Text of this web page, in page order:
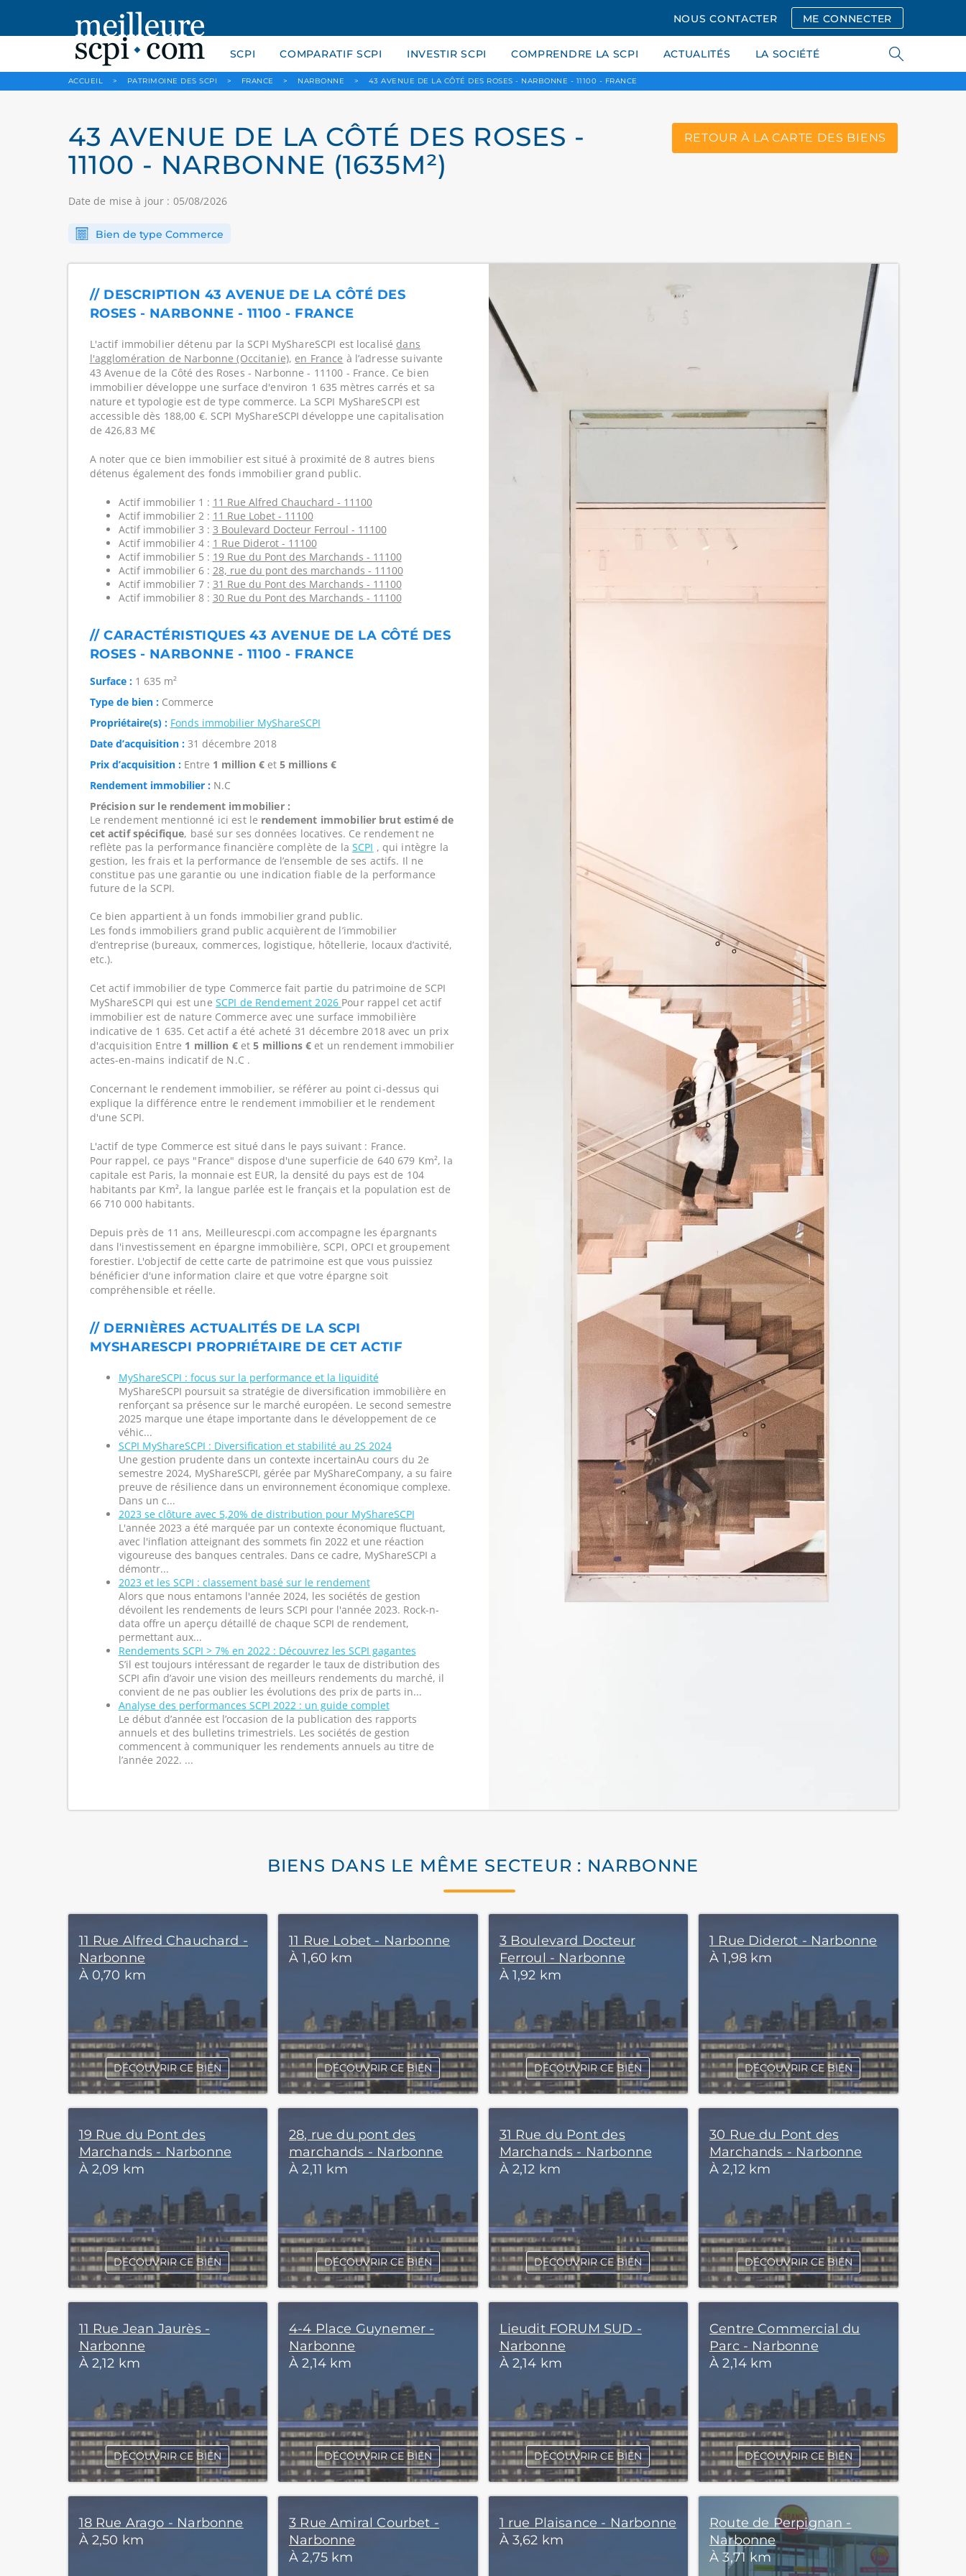
NOUS CONTACTER ME CONNECTER
SCPI COMPARATIF SCPI INVESTIR SCPI COMPRENDRE LA SCPI ACTUALITÉS LA SOCIÉTÉ
ACCUEIL > PATRIMOINE DES SCPI > FRANCE > NARBONNE > 43 AVENUE DE LA CÔTÉ DES ROSES - NARBONNE - 11100 - FRANCE
43 AVENUE DE LA CÔTÉ DES ROSES -
11100 - NARBONNE (1635M²)
Date de mise à jour : 05/08/2026
RETOUR À LA CARTE DES BIENS
Bien de type Commerce
// DESCRIPTION 43 AVENUE DE LA CÔTÉ DES
ROSES - NARBONNE - 11100 - FRANCE
L'actif immobilier détenu par la SCPI MyShareSCPI est localisé dans
l'agglomération de Narbonne (Occitanie), en France à l’adresse suivante
43 Avenue de la Côté des Roses - Narbonne - 11100 - France. Ce bien
immobilier développe une surface d'environ 1 635 mètres carrés et sa
nature et typologie est de type commerce. La SCPI MyShareSCPI est
accessible dès 188,00 €. SCPI MyShareSCPI développe une capitalisation
de 426,83 M€
A noter que ce bien immobilier est situé à proximité de 8 autres biens
détenus également des fonds immobilier grand public.
Actif immobilier 1 : 11 Rue Alfred Chauchard - 11100
Actif immobilier 2 : 11 Rue Lobet - 11100
Actif immobilier 3 : 3 Boulevard Docteur Ferroul - 11100
Actif immobilier 4 : 1 Rue Diderot - 11100
Actif immobilier 5 : 19 Rue du Pont des Marchands - 11100
Actif immobilier 6 : 28, rue du pont des marchands - 11100
Actif immobilier 7 : 31 Rue du Pont des Marchands - 11100
Actif immobilier 8 : 30 Rue du Pont des Marchands - 11100
// CARACTÉRISTIQUES 43 AVENUE DE LA CÔTÉ DES
ROSES - NARBONNE - 11100 - FRANCE
Surface :1 635 m²
Type de bien :Commerce
Propriétaire(s) : Fonds immobilier MyShareSCPI
Date d’acquisition :31 décembre 2018
Prix d’acquisition :Entre 1 million €et 5 millions €
Rendement immobilier :N.C
Précision sur le rendement immobilier :
Le rendement mentionné ici est le rendement immobilier brut estimé de
cet actif spécifique, basé sur ses données locatives. Ce rendement ne
reflète pas la performance financière complète de la SCPI , qui intègre la
gestion, les frais et la performance de l’ensemble de ses actifs. Il ne
constitue pas une garantie ou une indication fiable de la performance
future de la SCPI.
Ce bien appartient à un fonds immobilier grand public.
Les fonds immobiliers grand public acquièrent de l’immobilier
d’entreprise (bureaux, commerces, logistique, hôtellerie, locaux d’activité,
etc.).
Cet actif immobilier de type Commerce fait partie du patrimoine de SCPI
MyShareSCPI qui est une SCPI de Rendement 2026 Pour rappel cet actif
immobilier est de nature Commerce avec une surface immobilière
indicative de 1 635. Cet actif a été acheté 31 décembre 2018 avec un prix
d'acquisition Entre 1 million €et5 millions € et un rendement immobilier
actes-en-mains indicatif de N.C .
Concernant le rendement immobilier, se référer au point ci-dessus qui
explique la différence entre le rendement immobilier et le rendement
d'une SCPI.
L'actif de type Commerce est situé dans le pays suivant : France.
Pour rappel, ce pays "France" dispose d'une superficie de 640 679 Km², la
capitale est Paris, la monnaie est EUR, la densité du pays est de 104
habitants par Km², la langue parlée est le français et la population est de
66 710 000 habitants.
Depuis près de 11 ans, Meilleurescpi.com accompagne les épargnants
dans l'investissement en épargne immobilière, SCPI, OPCI et groupement
forestier. L'objectif de cette carte de patrimoine est que vous puissiez
bénéficier d'une information claire et que votre épargne soit
compréhensible et réelle.
// DERNIÈRES ACTUALITÉS DE LA SCPI
MYSHARESCPI PROPRIÉTAIRE DE CET ACTIF
MyShareSCPI : focus sur la performance et la liquidité
MyShareSCPI poursuit sa stratégie de diversification immobilière en
renforçant sa présence sur le marché européen. Le second semestre
2025 marque une étape importante dans le développement de ce
véhic...
SCPI MyShareSCPI : Diversification et stabilité au 2S 2024
Une gestion prudente dans un contexte incertainAu cours du 2e
semestre 2024, MyShareSCPI, gérée par MyShareCompany, a su faire
preuve de résilience dans un environnement économique complexe.
Dans un c...
2023 se clôture avec 5,20% de distribution pour MyShareSCPI
L'année 2023 a été marquée par un contexte économique fluctuant,
avec l'inflation atteignant des sommets fin 2022 et une réaction
vigoureuse des banques centrales. Dans ce cadre, MyShareSCPI a
démontr...
2023 et les SCPI : classement basé sur le rendement
Alors que nous entamons l'année 2024, les sociétés de gestion
dévoilent les rendements de leurs SCPI pour l'année 2023. Rock-n-
data offre un aperçu détaillé de chaque SCPI de rendement,
permettant aux...
Rendements SCPI > 7% en 2022 : Découvrez les SCPI gagantes
S’il est toujours intéressant de regarder le taux de distribution des
SCPI afin d’avoir une vision des meilleurs rendements du marché, il
convient de ne pas oublier les évolutions des prix de parts in...
Analyse des performances SCPI 2022 : un guide complet
Le début d’année est l’occasion de la publication des rapports
annuels et des bulletins trimestriels. Les sociétés de gestion
commencent à communiquer les rendements annuels au titre de
l’année 2022. ...
BIENS DANS LE MÊME SECTEUR : NARBONNE
11 Rue Alfred Chauchard -
Narbonne
À 0,70 km
DÉCOUVRIR CE BIEN
11 Rue Lobet - Narbonne
À 1,60 km
DÉCOUVRIR CE BIEN
3 Boulevard Docteur
Ferroul - Narbonne
À 1,92 km
DÉCOUVRIR CE BIEN
1 Rue Diderot - Narbonne
À 1,98 km
DÉCOUVRIR CE BIEN
19 Rue du Pont des
Marchands - Narbonne
À 2,09 km
DÉCOUVRIR CE BIEN
28, rue du pont des
marchands - Narbonne
À 2,11 km
DÉCOUVRIR CE BIEN
31 Rue du Pont des
Marchands - Narbonne
À 2,12 km
DÉCOUVRIR CE BIEN
30 Rue du Pont des
Marchands - Narbonne
À 2,12 km
DÉCOUVRIR CE BIEN
11 Rue Jean Jaurès -
Narbonne
À 2,12 km
DÉCOUVRIR CE BIEN
4-4 Place Guynemer -
Narbonne
À 2,14 km
DÉCOUVRIR CE BIEN
Lieudit FORUM SUD -
Narbonne
À 2,14 km
DÉCOUVRIR CE BIEN
Centre Commercial du
Parc - Narbonne
À 2,14 km
DÉCOUVRIR CE BIEN
18 Rue Arago - Narbonne
À 2,50 km
3 Rue Amiral Courbet -
Narbonne
À 2,75 km
1 rue Plaisance - Narbonne
À 3,62 km
Route de Perpignan -
Narbonne
À 3,71 km